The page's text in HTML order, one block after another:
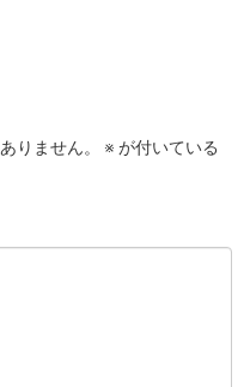
りません。 ※ が付いている